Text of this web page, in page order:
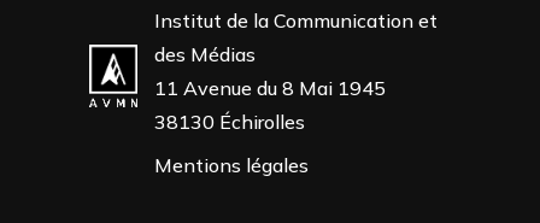
Institut de la Communication et
des Médias
11 Avenue du 8 Mai 1945
38130 Échirolles
Mentions légales